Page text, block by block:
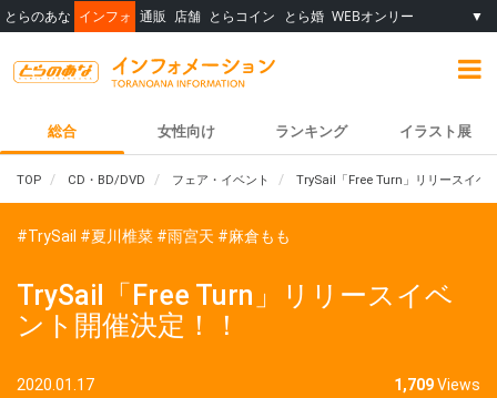
とらのあな インフォ 通販 店舗 とらコイン とら婚 WEBオンリー ▼
総合 女性向け ランキング イラスト展
TOP CD・BD/DVD フェア・イベント TrySail「Free Turn」リリースイベ
#TrySail #夏川椎菜 #雨宮天 #麻倉もも
TrySail「Free Turn」リリースイベ
ント開催決定！！
2020.01.17 1,709Views